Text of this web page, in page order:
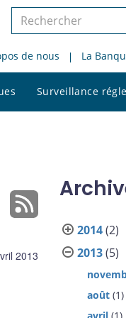
Rechercher
le
site
de nous La
Surveillance
2013
2014(2)
2013(5)
août (1)